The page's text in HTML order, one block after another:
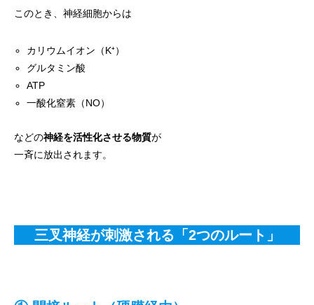
このとき、神経細胞からは
カリウムイオン（K⁺）
グルタミン酸
ATP
一酸化窒素（NO）
などの神経を活性化させる物質が
一斉に放出されます。
三叉神経が刺激される「2つのルート」